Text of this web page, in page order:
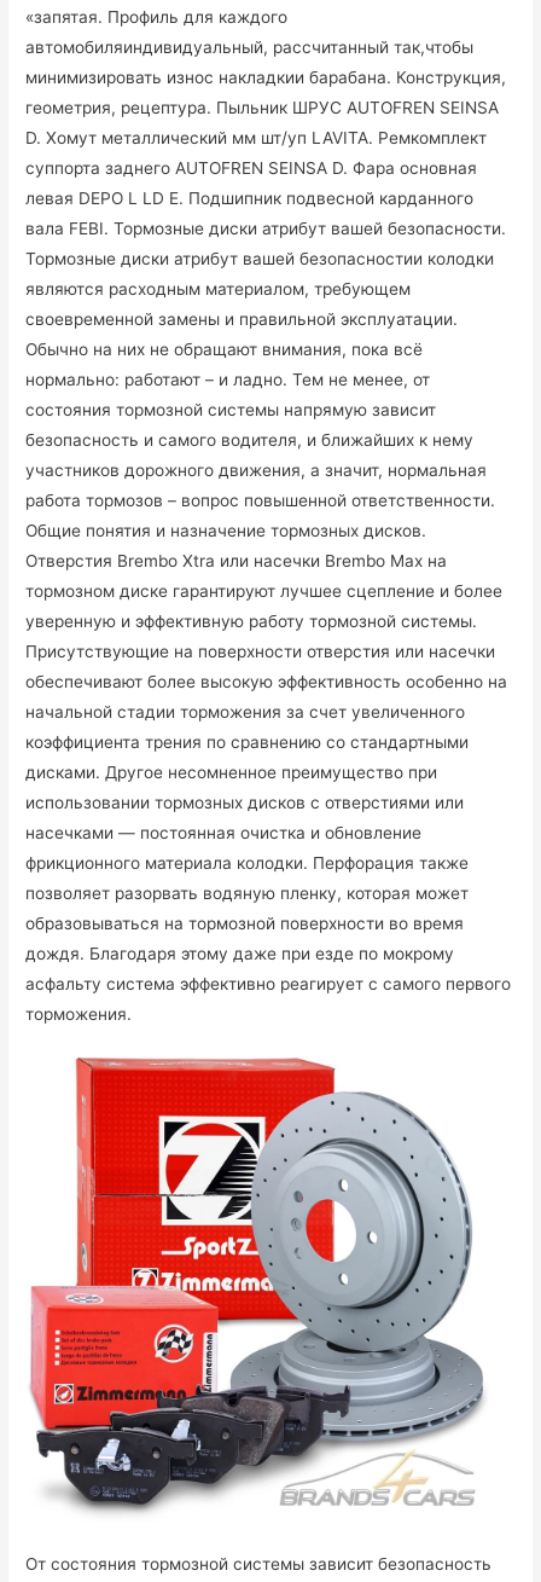
«запятая. Профиль для каждого
автомобиляиндивидуальный, рассчитанный так,чтобы
минимизировать износ накладкии барабана. Конструкция,
геометрия, рецептура. Пыльник ШРУС AUTOFREN SEINSA
D. Хомут металлический мм шт/уп LAVITA. Ремкомплект
суппорта заднего AUTOFREN SEINSA D. Фара основная
левая DEPO L LD E. Подшипник подвесной карданного
вала FEBI. Тормозные диски атрибут вашей безопасности.
Тормозные диски атрибут вашей безопасностии колодки
являются расходным материалом, требующем
своевременной замены и правильной эксплуатации.
Обычно на них не обращают внимания, пока всё
нормально: работают – и ладно. Тем не менее, от
состояния тормозной системы напрямую зависит
безопасность и самого водителя, и ближайших к нему
участников дорожного движения, а значит, нормальная
работа тормозов – вопрос повышенной ответственности.
Общие понятия и назначение тормозных дисков.
Отверстия Brembo Xtra или насечки Brembo Max на
тормозном диске гарантируют лучшее сцепление и более
уверенную и эффективную работу тормозной системы.
Присутствующие на поверхности отверстия или насечки
обеспечивают более высокую эффективность особенно на
начальной стадии торможения за счет увеличенного
коэффициента трения по сравнению со стандартными
дисками. Другое несомненное преимущество при
использовании тормозных дисков с отверстиями или
насечками — постоянная очистка и обновление
фрикционного материала колодки. Перфорация также
позволяет разорвать водяную пленку, которая может
образовываться на тормозной поверхности во время
дождя. Благодаря этому даже при езде по мокрому
асфальту система эффективно реагирует с самого первого
торможения.
От состояния тормозной системы зависит безопасность